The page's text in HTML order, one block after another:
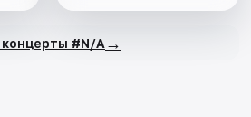
концерты #N/A→